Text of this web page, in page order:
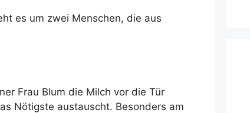
es um zwei Menschen, die aus
Frau Blum die Milch vor die Tür
Nötigste austauscht. Besonders am